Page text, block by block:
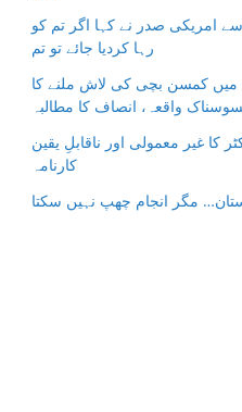
امریکی صدر نے کہا اگر تم کو
رہا کردیا جائے تو تم
میں کمسن بچی کی لاش ملنے کا
واقعہ، انصاف کا مطالبہ
کا غیر معمولی اور ناقابلِ یقین
کارنامہ
مگر انجام چھپ نہیں سکتا